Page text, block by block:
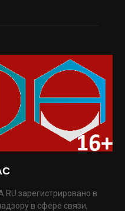
зарегистрировано в
в сфере связи,